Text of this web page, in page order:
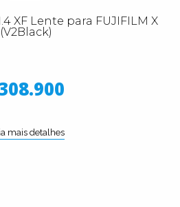
XF Lente para FUJIFILM X
(V2Black)
mais detalhes